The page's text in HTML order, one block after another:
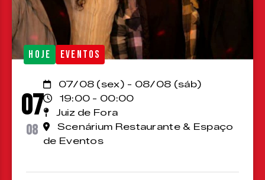
HOJE EVENTOS
07
08
07/08 (sex) - 08/08 (sáb)
19:00 - 00:00
Juiz de Fora
Scenárium Restaurante & Espaço
de Eventos